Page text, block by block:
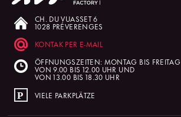
CH. DU VUASSET 6
1028 PRÉVERENGES
KONTAK PER E-MAIL
ÖFFNUNGSZEITEN: MONTAG BIS FREITAG
VON 9.00 BIS 12.00 UHR UND
VON 13.00 BIS 18.30 UHR
VIELE PARKPLÄTZE